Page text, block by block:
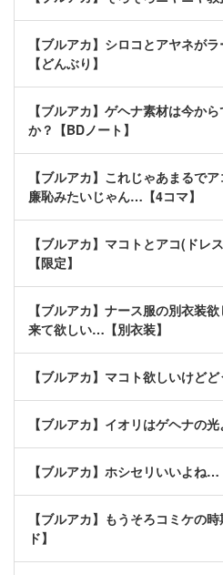
【ブルアカ】シロコとアヤネが
【どんぶり】
【ブルアカ】ゲヘナ素材は今か
か？【BDノート】
【ブルアカ】これじゃあまるで
廉恥みたいじゃん…【4コマ】
【ブルアカ】マコトとアコ(ドレ
【限定】
【ブルアカ】ナース服の別衣装
来て欲しい…【別衣装】
【ブルアカ】マコト欲しいけど
【ブルアカ】イオリはゲヘナの
【ブルアカ】ホシセリいいよね…
【ブルアカ】もうそろコミケの
ド】